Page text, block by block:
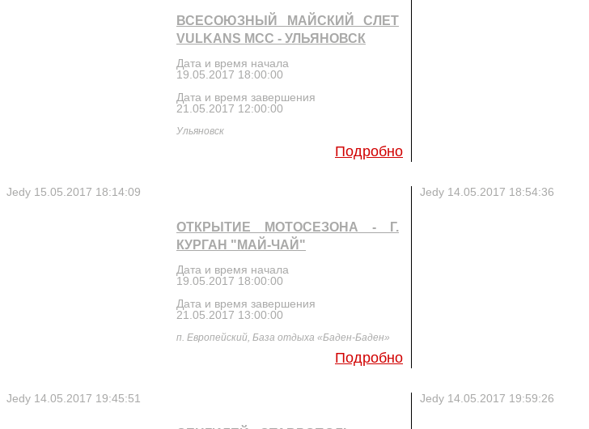
ВСЕСОЮЗНЫЙ МАЙСКИЙ СЛЕТ
VULKANS MCC - УЛЬЯНОВСК
Дата и время начала
19.05.2017 18:00:00
Дата и время завершения
21.05.2017 12:00:00
Ульяновск
Подробно
Jedy 15.05.2017 18:14:09
ОТКРЫТИЕ МОТОСЕЗОНА - Г.
КУРГАН "МАЙ-ЧАЙ"
Дата и время начала
19.05.2017 18:00:00
Дата и время завершения
21.05.2017 13:00:00
п. Европейский, База отдыха «Баден-Баден»
Подробно
Jedy 14.05.2017 18:54:36
Jedy 14.05.2017 19:45:51 Jedy 14.05.2017 19:59:26